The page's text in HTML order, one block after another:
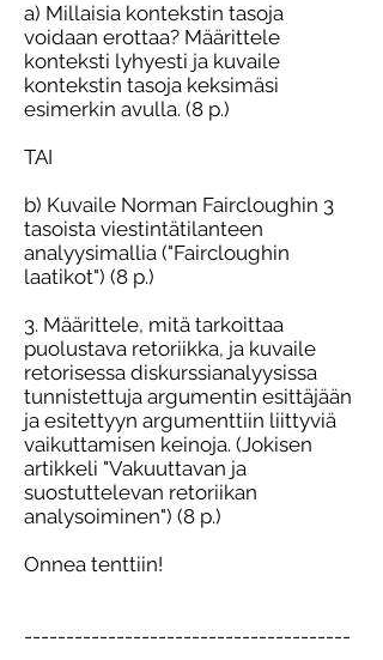
a) Millaisia kontekstin tasoja
voidaan erottaa? Määrittele
konteksti lyhyesti ja kuvaile
kontekstin tasoja keksimäsi
esimerkin avulla. (8 p.)
TAI
b) Kuvaile Norman Faircloughin 3
tasoista viestintätilanteen
analyysimallia ("Faircloughin
laatikot") (8 p.)
3. Määrittele, mitä tarkoittaa
puolustava retoriikka, ja kuvaile
retorisessa diskurssianalyysissa
tunnistettuja argumentin esittäjään
ja esitettyyn argumenttiin liittyviä
vaikuttamisen keinoja. (Jokisen
artikkeli "Vakuuttavan ja
suostuttelevan retoriikan
analysoiminen") (8 p.)
Onnea tenttiin!
---------------------------------------